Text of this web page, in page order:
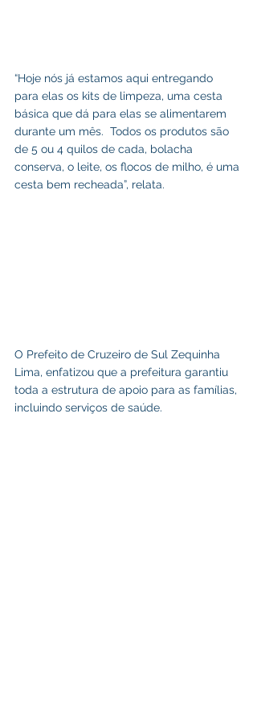
“Hoje nós já estamos aqui entregando
para elas os kits de limpeza, uma cesta
básica que dá para elas se alimentarem
durante um mês.  Todos os produtos são
de 5 ou 4 quilos de cada, bolacha
conserva, o leite, os flocos de milho, é uma
cesta bem recheada”, relata.
O Prefeito de Cruzeiro de Sul Zequinha
Lima, enfatizou que a prefeitura garantiu
toda a estrutura de apoio para as famílias,
incluindo serviços de saúde.